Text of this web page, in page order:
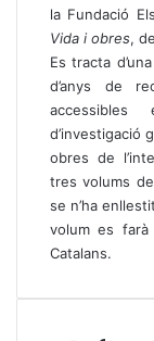
la Fundació
Vida i obres,
Es tracta
d’anys de
d’investigació
obres de
tres volums
se n’ha
volum es farà
Catalans.